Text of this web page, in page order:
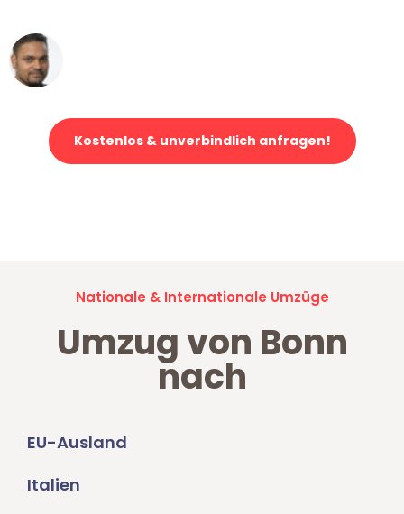
Kostenlos & unverbindlich anfragen!
Nationale & Internationale Umzüge
Umzug von Bonn
nach
EU-Ausland
Italien